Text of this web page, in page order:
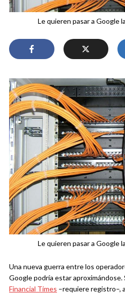
Le quieren pasar a Google
Le quieren pasar a Google
Una nueva guerra entre los
Google podría estar aproximándose.
Financial Times –requiere registro–,